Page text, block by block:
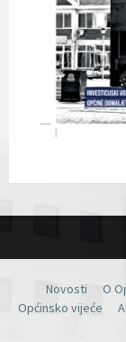
Novosti O
Općinsko vijeće